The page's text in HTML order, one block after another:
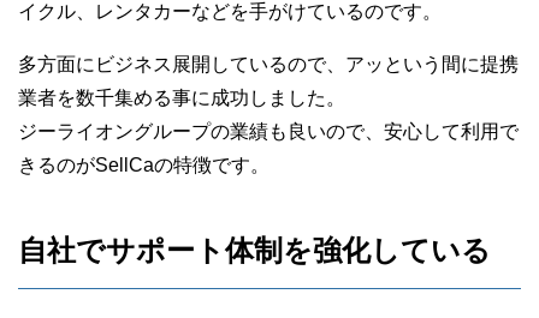
イクル、レンタカーなどを手がけているのです。
多方面にビジネス展開しているので、アッという間に提携
業者を数千集める事に成功しました。
ジーライオングループの業績も良いので、安心して利用で
きるのがSellCaの特徴です。
自社でサポート体制を強化している